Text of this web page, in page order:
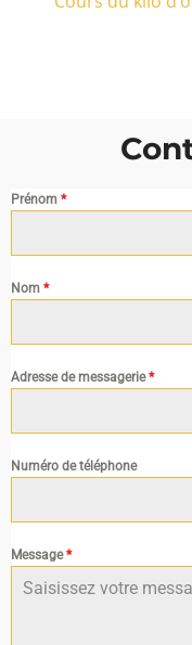
Prénom *
Nom *
Adresse de messagerie*
Numéro de téléphone
Message*